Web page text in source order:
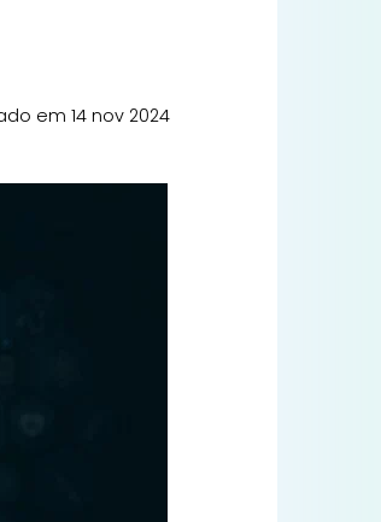
em 14 nov 2024